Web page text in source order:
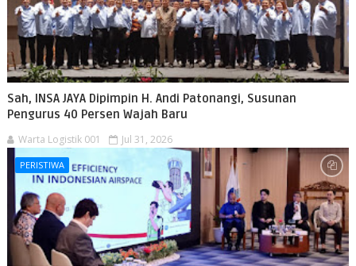
Sah, INSA JAYA Dipimpin H. Andi Patonangi, Susunan
Pengurus 40 Persen Wajah Baru
Warta Logistik 001 Jul 31, 2026
PERISTIWA